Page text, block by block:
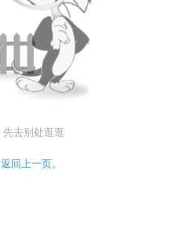
先去别处逛逛
返回上一页。